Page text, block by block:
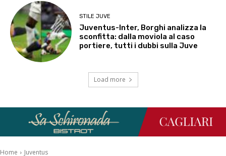
STILE JUVE
Juventus-Inter, Borghi analizza la
sconfitta: dalla moviola al caso
portiere, tutti i dubbi sulla Juve
Load more